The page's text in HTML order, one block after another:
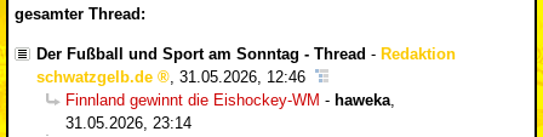
gesamter Thread:
Der Fußball und Sport am Sonntag - Thread - Redaktion
schwatzgelb.de
, 31.05.2026, 12:46
Finnland gewinnt die Eishockey-WM - haweka,
31.05.2026, 23:14